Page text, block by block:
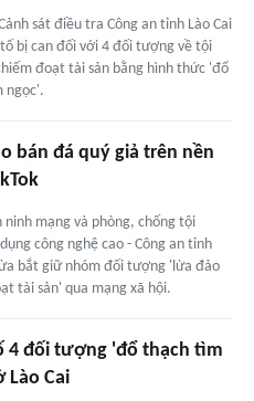
sát điều tra Công an tỉnh Lào Cai
bị can đối với 4 đối tượng về tội
đoạt tài sản bằng hình thức 'đổ
ngọc'.
bán đá quý giả trên nền
ninh mạng và phòng, chống tội
công nghệ cao - Công an tỉnh
bắt giữ nhóm đối tượng 'lừa đảo
tài sản' qua mạng xã hội.
4 đối tượng 'đổ thạch tìm
Lào Cai